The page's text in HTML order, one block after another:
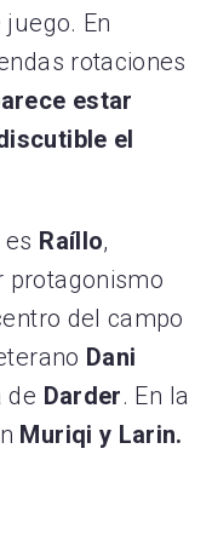
En
rotaciones
estar
el
Raíllo,
protagonismo
del campo
Dani
de Darder. En la
Muriqi y Larin.